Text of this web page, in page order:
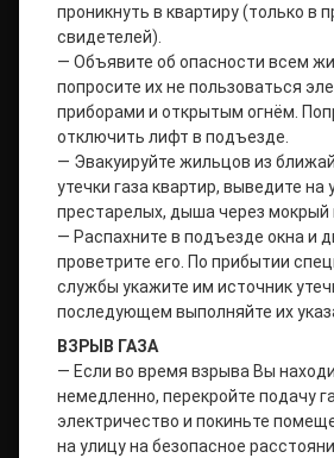
проникнуть в квартиру (только в
свидетелей).
— Объявите об опасности всем
попросите их не пользоваться
приборами и открытым огнём.
отключить лифт в подъезде.
— Эвакуируйте жильцов из
утечки газа квартир, выведите на
престарелых, дыша через мокрый
— Распахните в подъезде окна и
проветрите его. По прибытии
службы укажите им источник
последующем выполняйте их
ВЗРЫВ ГАЗА
— Если во время взрыва Вы
немедленно, перекройте подачу
электричество и покиньте
на улицу на безопасное